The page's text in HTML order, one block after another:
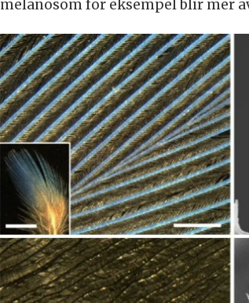
melanosom for eksempel blir mer